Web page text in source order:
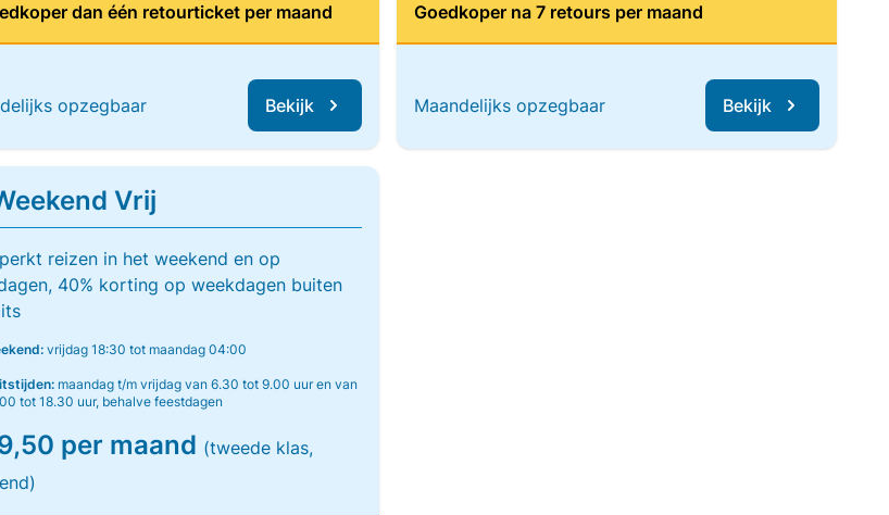
dan één retourticket per maand
opzegbaar Bekijk
Goedkoper na 7 retours per maand
Maandelijks opzegbaar Bekijk
Vrij
reizen in het weekend en op
40% korting op weekdagen buiten
vrijdag 18:30 tot maandag 04:00
maandag t/m vrijdag van 6.30 tot 9.00 uur en van
tot 18.30 uur, behalve feestdagen
per maand (tweede klas,